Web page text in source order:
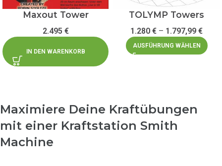
Maxout Tower
2.495 €
IN DEN WARENKORB
TOLYMP Towers
1.280 € – 1.797,99 €
AUSFÜHRUNG WÄHLEN
Maximiere Deine Kraftübungen
mit einer Kraftstation Smith
Machine